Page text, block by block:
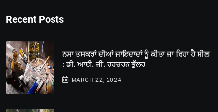
Recent Posts
ਨਸਾ ਤਸਕਰਾਂ ਦੀਆਂ ਜਾਇਦਾਦਾਂ ਨੂੰ ਕੀਤਾ ਜਾ ਰਿਹਾ ਹੈ ਸੀਲ
: ਡੀ. ਆਈ. ਜੀ. ਹਰਚਰਨ ਭੁੱਲਰ
MARCH 22, 2024